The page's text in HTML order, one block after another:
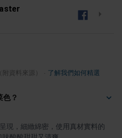
資料來源） 了解我們如何精選
色？
現，細緻綿密，使用真材實料的